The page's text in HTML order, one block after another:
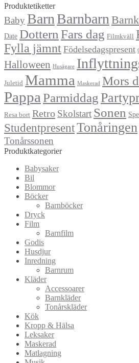
Produktetiketter
Baby Barn Barnbarn
Date Dottern Fars dag Filmkväll
Fylla jämnt Födelsedagspresent
Halloween Husägare
Juletid Mamma Maskerad Mors
Pappa Parmiddag
Resa bort Retro Skolstart Sonen
StudentpresentTonåringen
Tonårssonen
Produktkategorier
Babysaker
Bil
Blommor
Böcker
Barnböcker
Dryck
Film
Barnfilm
Godis
Husdjur
Inredning
Barnrum
Kläder
Accessoarer
Barnkläder
Tonårskläder
Kök
Kropp & Hälsa
Leksaker
Maskerad
Matlagning